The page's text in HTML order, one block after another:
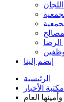
إنضم إلينا
الرئيسية
مكتبة الأخبار
العام